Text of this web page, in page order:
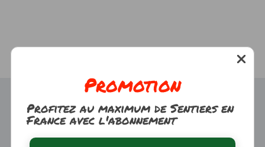
Promotion
Profitez au maximum de Sentiers en
France avec l'abonnement